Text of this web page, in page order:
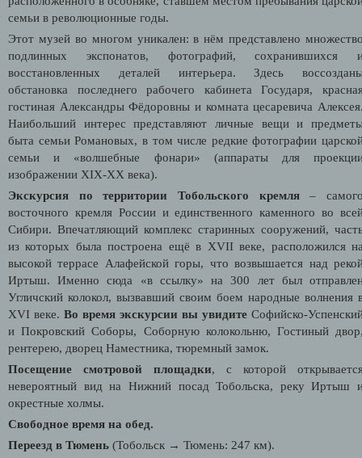
семьи в революционные годы.
Этот музей во многом уникален: в нём представлено
подлинных экспонатов, фотографий, сохранившихся
восстановленных деталей интерьера. Здесь
обстановка последнего рабочего кабинета Государя,
гостиная Александры Фёдоровны и комната цесаревича
Наибольший интерес представляют личные вещи и
быта семьи Романовых, в том числе редкие фотографии
семьи и «волшебные фонари» (аппараты для
изображении XIX-XX века).
Экскурсия по территории Тобольского кремля–
восточного кремля России и единственного каменного во
Сибири. Впечатляющий комплекс старинных сооружений,
из которых была построена ещё в XVII веке, расположился
высокой террасе Алафейской горы, что возвышается над
Иртыш. Именно сюда «в ссылку» на 300 лет был
Угличский колокол, вызвавший своим боем народные волнения
XVI веке. Во время экскурсии вы увидите Софийско-
и Покровский Соборы, Соборную колокольню, Гостиный
рентерею, дворец Наместника, тюремный замок.
Посещение смотровой площадки, с которой
невероятный вид на Нижний посад Тобольска, реку Иртыш
окрестные холмы.
Свободное время на обед.
Переезд в Тюмень (Тобольск → Тюмень: 247 км).